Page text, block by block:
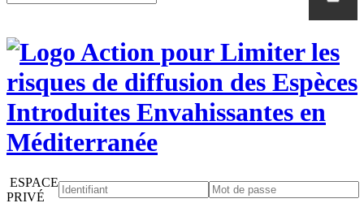
ESPACE
PRIVÉ